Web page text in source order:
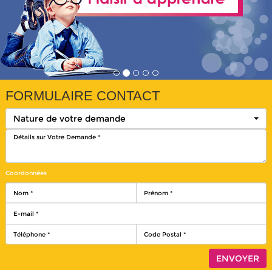
FORMULAIRE CONTACT
Nature de votre demande
Coordonnées